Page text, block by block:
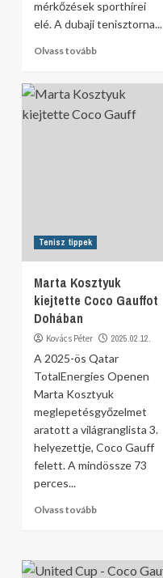
mérkőzések sporthírei
elé. A dubaji tenisztorna...
Olvass tovább
Tenisz tippek
Marta Kosztyuk
kiejtette Coco Gauffot
Dohában
Kovács Péter 2025.02.12.
A 2025-ös Qatar
TotalEnergies Openen
Marta Kosztyuk
meglepetésgyőzelmet
aratott a világranglista 3.
helyezettje, Coco Gauff
felett. A mindössze 73
perces...
Olvass tovább